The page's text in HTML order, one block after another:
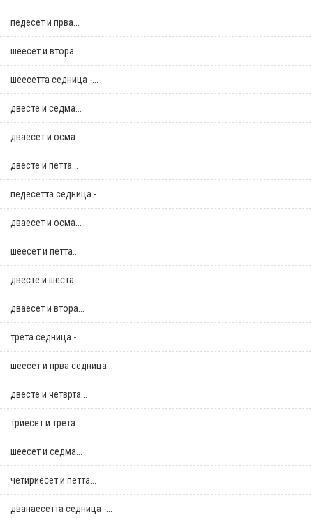
педесет и прва...
шеесет и втора...
шеесетта седница -...
двестe и седма...
дваесет и осма...
двестe и петта...
педесетта седница -...
дваесет и осма...
шеесет и петта...
двестe и шеста...
дваесет и втора...
трета седница -...
шеесет и прва седница...
двестe и четврта...
триесет и трета...
шеесет и седма...
четириесет и петта...
дванаесетта седница -...